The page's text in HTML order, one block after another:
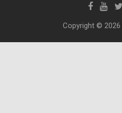
Copyright © 2026